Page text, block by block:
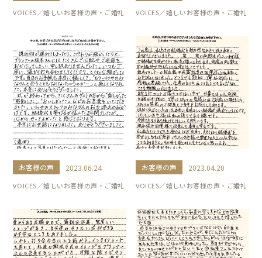
VOICES／嬉しいお客様の声・ご婚礼 VOICES／嬉しいお客様の声・ご婚礼
お客様の声 2023.06.24
VOICES／嬉しいお客様の声・ご婚礼
お客様の声 2023.04.20
VOICES／嬉しいお客様の声・ご婚礼